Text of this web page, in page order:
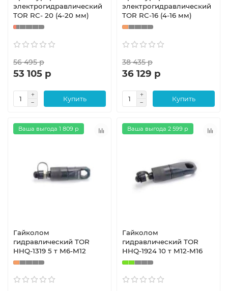
электрогидравлический
TOR RC- 20 (4-20 мм)
56 495 р
53 105 р
Купить
электрогидравлический
TOR RC-16 (4-16 мм)
38 435 р
36 129 р
Купить
Ваша выгода 1 809 р
Гайколом
гидравлический TOR
HHQ-1319 5 т M6-M12
Ваша выгода 2 599 р
Гайколом
гидравлический TOR
HHQ-1924 10 т M12-M16